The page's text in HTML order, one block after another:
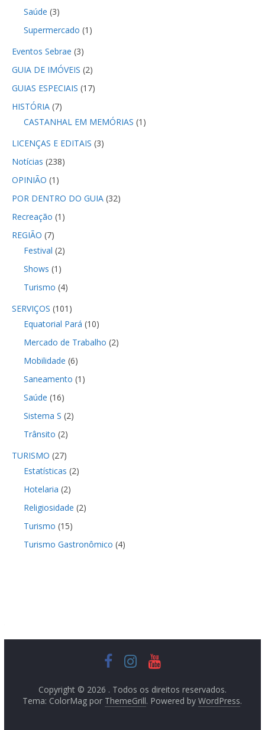
Saúde (3)
Supermercado (1)
Eventos Sebrae (3)
GUIA DE IMÓVEIS (2)
GUIAS ESPECIAIS (17)
HISTÓRIA(7)
CASTANHAL EM MEMÓRIAS (1)
LICENÇAS E EDITAIS (3)
Notícias (238)
OPINIÃO (1)
POR DENTRO DO GUIA(32)
Recreação (1)
REGIÃO (7)
Festival (2)
Shows (1)
Turismo (4)
SERVIÇOS (101)
Equatorial Pará (10)
Mercado de Trabalho (2)
Mobilidade (6)
Saneamento (1)
Saúde (16)
Sistema S (2)
Trânsito (2)
TURISMO (27)
Estatísticas (2)
Hotelaria (2)
Religiosidade (2)
Turismo (15)
Turismo Gastronômico (4)
Copyright © 2026 . Todos os direitos reservados.
Tema: ColorMag por ThemeGrill. Powered byWordPress.